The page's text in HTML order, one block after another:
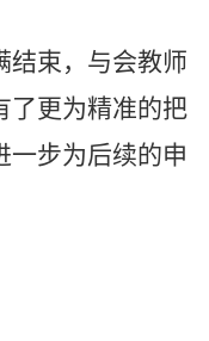
结束，与会教师
了更为精准的把
一步为后续的申